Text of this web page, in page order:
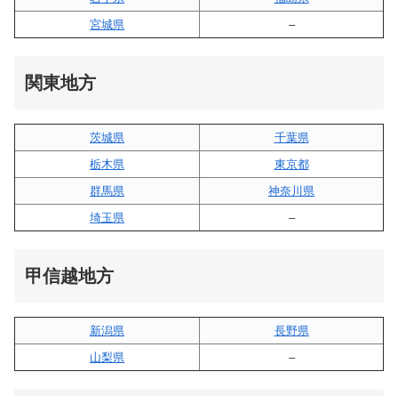
宮城県
–
関東地方
茨城県
千葉県
栃木県
東京都
群馬県
神奈川県
埼玉県
–
甲信越地方
新潟県
長野県
山梨県
–